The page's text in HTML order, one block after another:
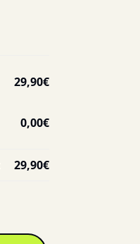
29,90€
0,00€
29,90€